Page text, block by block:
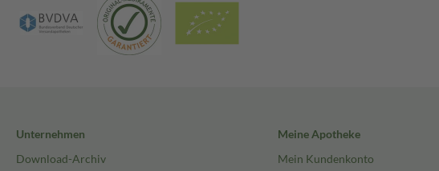
Unternehmen
Download-Archiv
Meine Apotheke
Mein Kundenkonto